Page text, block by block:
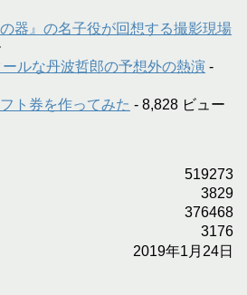
器』の名子役が回想する撮影現場
ルな丹波哲郎の予想外の熱演 -
ト券を作ってみた - 8,828 ビュー
519273
3829
376468
3176
2019年1月24日